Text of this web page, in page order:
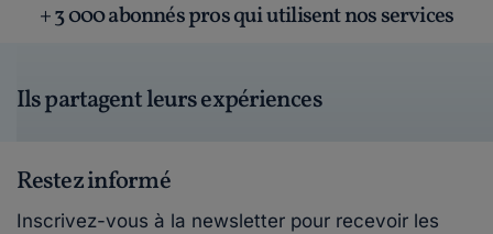
+ 3 000 abonnés pros qui utilisent nos services
Ils partagent leurs expériences
Restez informé
Inscrivez-vous à la newsletter pour recevoir les